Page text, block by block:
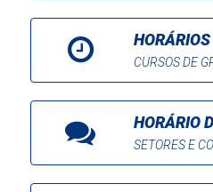
HORÁRIOS
CURSOS DE
HORÁRIO
SETORES E